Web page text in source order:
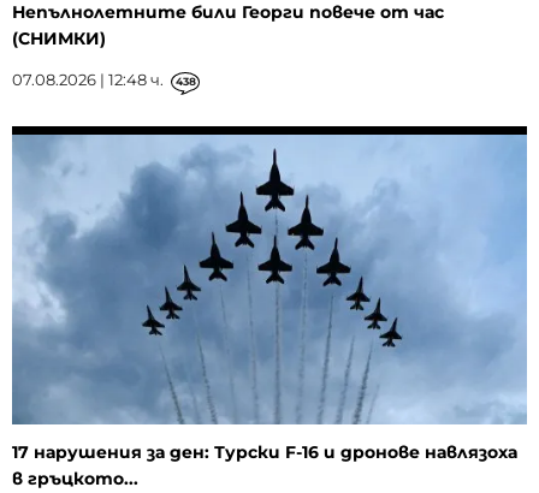
Непълнолетните били Георги повече от час
(СНИМКИ)
07.08.2026 | 12:48 ч. 438
17 нарушения за ден: Турски F-16 и дронове навлязоха
в гръцкото...